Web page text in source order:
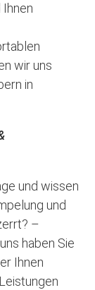
wir uns
in
und wissen
und
–
haben Sie
Ihnen